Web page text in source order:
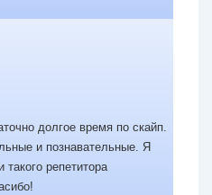
долгое время по скайп.
и познавательные. Я
репетитора